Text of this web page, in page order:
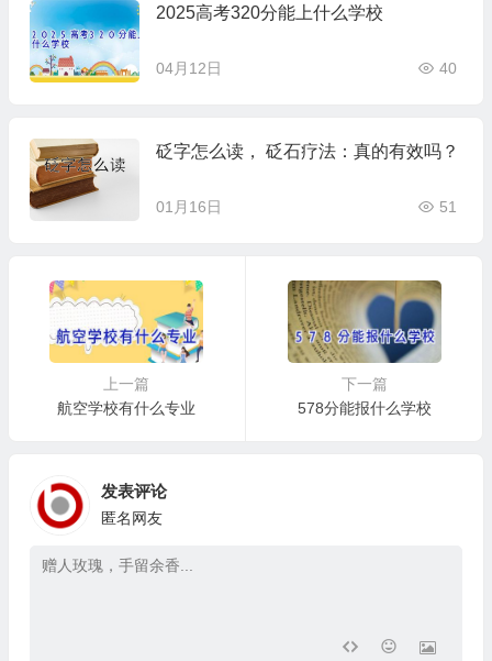
2025高考320分能上什么学校
04月12日 40
砭字怎么读， 砭石疗法：真的有效吗？
01月16日 51
上一篇
航空学校有什么专业
下一篇
578分能报什么学校
发表评论
匿名网友